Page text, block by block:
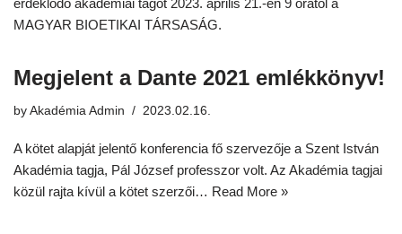
érdeklődő akadémiai tagot 2023. április 21.-én 9 órától a
MAGYAR BIOETIKAI TÁRSASÁG.
Megjelent a Dante 2021 emlékkönyv!
by Akadémia Admin 2023.02.16.
A kötet alapját jelentő konferencia fő szervezője a Szent István
Akadémia tagja, Pál József professzor volt. Az Akadémia tagjai
közül rajta kívül a kötet szerzői… Read More »